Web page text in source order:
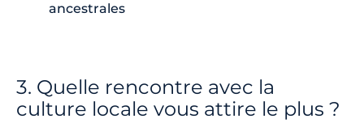
ancestrales
3. Quelle rencontre avec la
culture locale vous attire le plus ?